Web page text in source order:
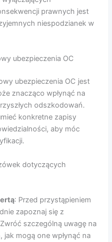
prawnych jest
niespodzianek w
ubezpieczenia OC
ubezpieczenia OC jest
znacząco wpłynąć na
odszkodowań.
konkretne zapisy
aby móc
dotyczących
: Przed przystąpieniem
zapoznaj się z
szczególną uwagę na
jak mogą one wpłynąć na